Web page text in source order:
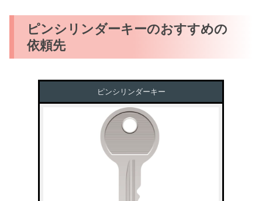
ピンシリンダーキーのおすすめの
依頼先
ピンシリンダーキー